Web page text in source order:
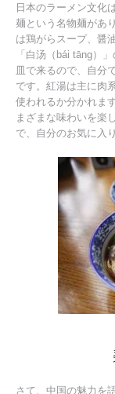
日本のラーメン文化
麺という名物麺があ
は鶏がらスープ、醤
「白汤（bái tāng）
皿で来るので、自分
です。紅湯は主に肉
使われるか分かれま
まざまな味わいを楽
で、自分のお気に入
さて、中国の魅力を